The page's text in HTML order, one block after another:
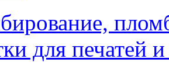
для печатей